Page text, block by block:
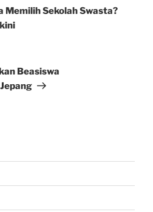
Memilih Sekolah Swasta?
Beasiswa